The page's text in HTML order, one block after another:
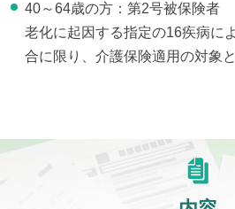
40～64歳の方：第2号被保険者
老化に起因する指定の16疾病に
合に限り、介護保険適用の対象と